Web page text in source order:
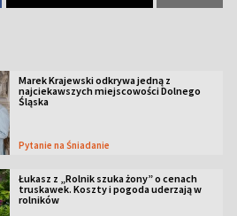
Marek Krajewski odkrywa jedną z
najciekawszych miejscowości Dolnego
Śląska
Pytanie na Śniadanie
Łukasz z „Rolnik szuka żony” o cenach
truskawek. Koszty i pogoda uderzają w
rolników